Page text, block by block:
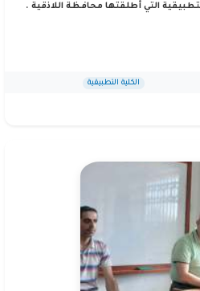
التي أطلقتها محافظة اللاذقية .
الكلية التطبيقية